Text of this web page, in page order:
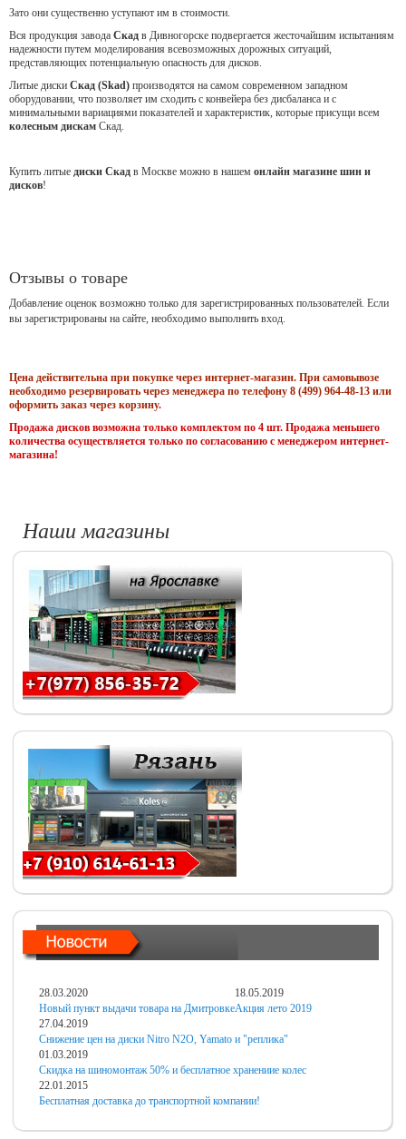
Зато они существенно уступают им в стоимости.
Вся продукция завода Скад в Дивногорске подвергается жесточайшим испытаниям
надежности путем моделирования всевозможных дорожных ситуаций,
представляющих потенциальную опасность для дисков.
Литые диски Скад (Skad) производятся на самом современном западном
оборудовании, что позволяет им сходить с конвейера без дисбаланса и с
минимальными вариациями показателей и характеристик, которые присущи всем
колесным дискам Скад.
Купить литые диски Скад в Москве можно в нашем онлайн магазине шин и
дисков!
Отзывы о товаре
Добавление оценок возможно только для зарегистрированных пользователей. Если
вы зарегистрированы на сайте, необходимо выполнить вход.
Цена действительна при покупке через интернет-магазин. При самовывозе
необходимо резервировать через менеджера по телефону 8 (499) 964-48-13 или
оформить заказ через корзину.
Продажа дисков возможна только комплектом по 4 шт. Продажа меньшего
количества осуществляется только по согласованию с менеджером интернет-
магазина!
Наши магазины
28.03.2020
Новый пункт выдачи товара на Дмитровке
18.05.2019
Акция лето 2019
27.04.2019
Снижение цен на диски Nitro N2O, Yamato и "реплика"
01.03.2019
Скидка на шиномонтаж 50% и бесплатное хранениие колес
22.01.2015
Бесплатная доставка до транспортной компании!